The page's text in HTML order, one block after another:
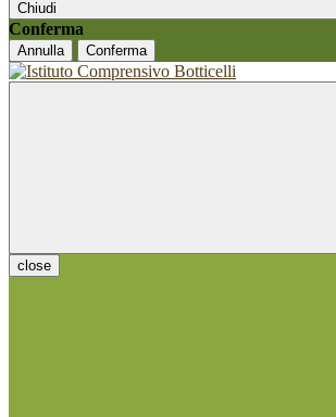
Chiudi
Conferma
Annulla Conferma
close